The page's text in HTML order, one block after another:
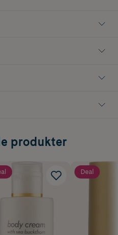
produkter
Deal